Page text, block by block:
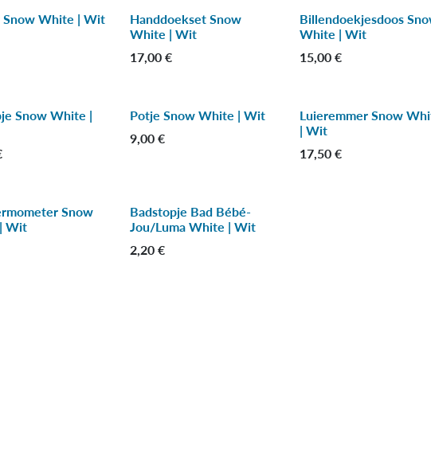
Snow White | Wit
Handdoekset Snow
White | Wit
17,00 €
Billendoekjesdoos
White | Wit
15,00 €
Snow White |
Potje Snow White | Wit
9,00 €
Luieremmer Snow
| Wit
17,50 €
Snow
Wit
Badstopje Bad Bébé-
Jou/Luma White | Wit
2,20 €